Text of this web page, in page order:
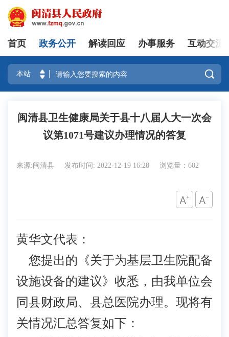
登录
首页 政务公开 解读回应 办事服务 互动交流

闽清县卫生健康局关于县十八届人大一次会
议第1071号建议办理情况的答复
来源:闽清县 发布时间: 2022-12-19 16:28 浏览量：602
黄华文代表：
您提出的《关于为基层卫生院配备
设施设备的建议》收悉，由我单位会
同县财政局、县总医院办理。现将有
关情况汇总答复如下：